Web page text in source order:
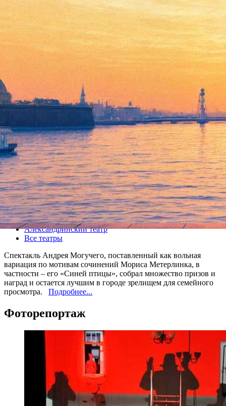
Счастье
05 января 2013, суббота,13.00
Версия для печати
Все спектакли
Александринский театр
Все театры
Спектакль Андрея Могучего, поставленный как вольная
вариация по мотивам сочинений Мориса Метерлинка, в
частности – его «Синей птицы», собрал множество призов и
наград и остается лучшим в городе зрелищем для семейного
просмотра. Подробнее...
Фоторепортаж